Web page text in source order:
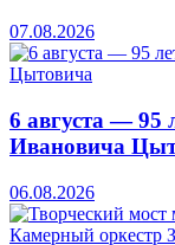
07.08.2026
6 августа — 95
Ивановича
06.08.2026